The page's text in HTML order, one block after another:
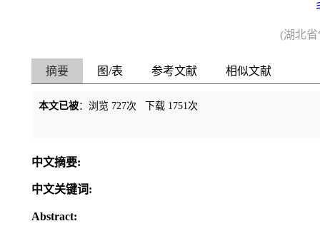
(湖北
摘要 图/表 参考文献 相似文献
本文已被：浏览 727次 下载 1751次
中文摘要:
中文关键词:
Abstract: